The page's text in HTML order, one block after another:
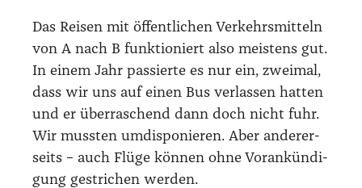
Das Rei­sen mit öffent­li­chen Ver­kehrs­mit­teln
von A nach B funk­tio­niert also meis­tens gut.
In einem Jahr pas­sier­te es nur ein, zwei­mal,
dass wir uns auf einen Bus ver­las­sen hat­ten
und er über­ra­schend dann doch nicht fuhr.
Wir muss­ten umdis­po­nie­ren. Aber ande­rer­
seits – auch Flü­ge kön­nen ohne Vor­ankün­di­
gung gestri­chen wer­den.